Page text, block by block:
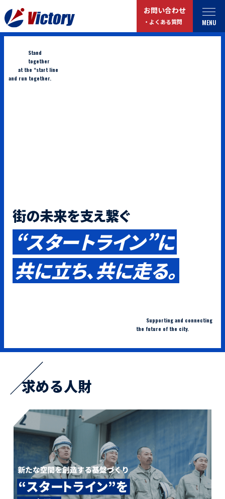
MENU
お問い合わせ
・よくある質問
トップ
サステナビリティ
活動レポート
採用情報
社員紹介
社員インタビュー
よくある質問
サイト内検索
街の未来を支え繋ぐ
“スタートライン”に
共に立ち、共に走る。
Stand
together
at the “start line
and run together.
Supporting and connecting
the future of the city.
求める人財